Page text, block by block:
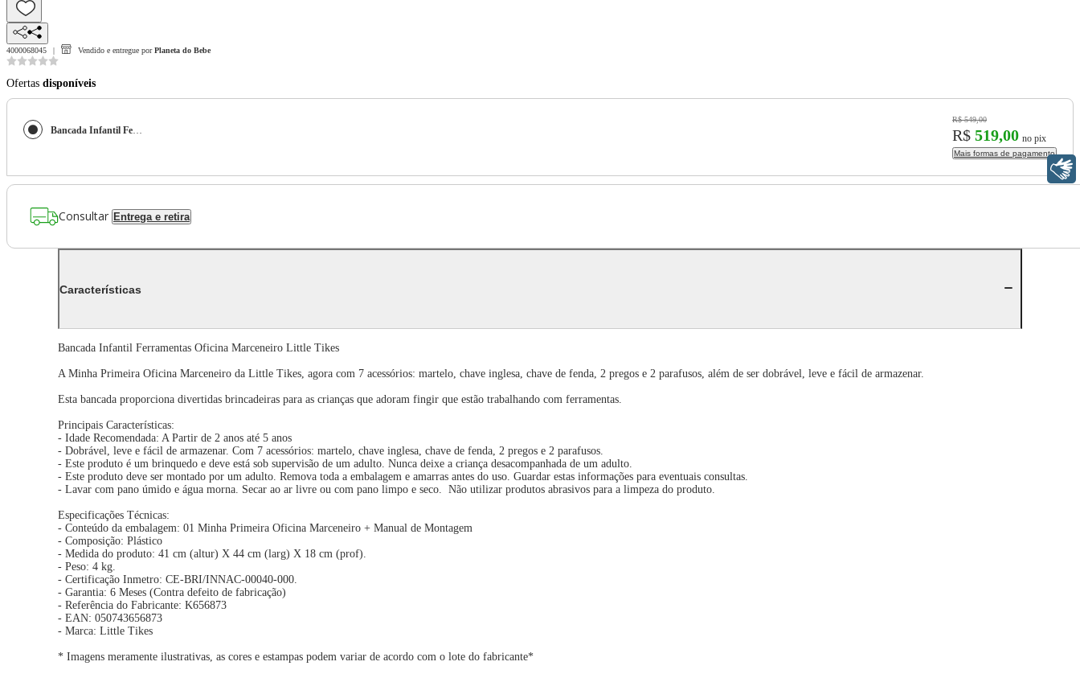
4000068045 Vendido e entregue por Planeta do Bebe
Ofertas disponíveis
Bancada Infantil Ferramentas Oficina Marceneiro Little Tikes
R$ 549,00
R$ 519,00 no pix
Mais formas de pagamento
Consultar Entrega e retira
Características
Bancada Infantil Ferramentas Oficina Marceneiro Little Tikes
A Minha Primeira Oficina Marceneiro da Little Tikes, agora com 7 acessórios: martelo, chave inglesa, chave de fenda, 2 pregos e 2 parafusos, além de ser dobrável, leve e fácil de armazenar.
Esta bancada proporciona divertidas brincadeiras para as crianças que adoram fingir que estão trabalhando com ferramentas.
Principais Características:
- Idade Recomendada: A Partir de 2 anos até 5 anos
- Dobrável, leve e fácil de armazenar. Com 7 acessórios: martelo, chave inglesa, chave de fenda, 2 pregos e 2 parafusos.
- Este produto é um brinquedo e deve está sob supervisão de um adulto. Nunca deixe a criança desacompanhada de um adulto.
- Este produto deve ser montado por um adulto. Remova toda a embalagem e amarras antes do uso. Guardar estas informações para eventuais consultas.
- Lavar com pano úmido e água morna. Secar ao ar livre ou com pano limpo e seco. Não utilizar produtos abrasivos para a limpeza do produto.
Especificações Técnicas:
- Conteúdo da embalagem: 01 Minha Primeira Oficina Marceneiro + Manual de Montagem
- Composição: Plástico
- Medida do produto: 41 cm (altur) X 44 cm (larg) X 18 cm (prof).
- Peso: 4 kg.
- Certificação Inmetro: CE-BRI/INNAC-00040-000.
- Garantia: 6 Meses (Contra defeito de fabricação)
- Referência do Fabricante: K656873
- EAN: 050743656873
- Marca: Little Tikes
* Imagens meramente ilustrativas, as cores e estampas podem variar de acordo com o lote do fabricante*